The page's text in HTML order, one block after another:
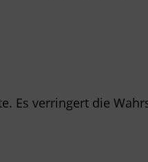
Es verringert die